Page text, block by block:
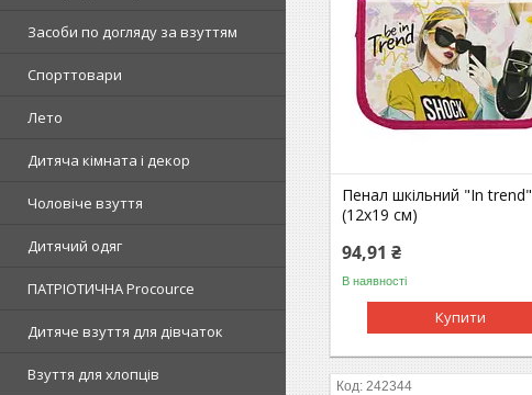
Засоби по догляду за взуттям
Спорттовари
Лето
Дитяча кімната і декор
Чоловіче взуття
Дитячий одяг
ПАТРІОТИЧНА Procource
Дитяче взуття для дівчаток
Взуття для хлопців
Пенал шкільний "In trend"
(12х19 см)
94,91 ₴
В наявності
Купити
242344